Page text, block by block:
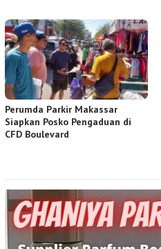
Perumda Parkir Makassar
Siapkan Posko Pengaduan di
CFD Boulevard